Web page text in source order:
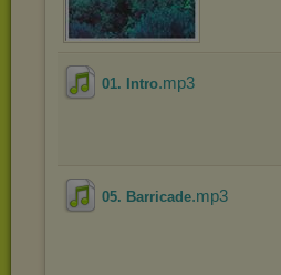
01. Intro.mp3
05. Barricade.mp3